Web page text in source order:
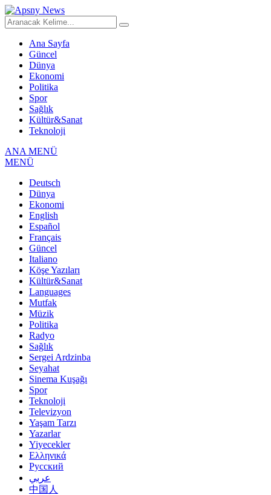
Ana Sayfa
Güncel
Dünya
Ekonomi
Politika
Spor
Sağlık
Kültür&Sanat
Teknoloji
ANA MENÜ
MENÜ
Deutsch
Dünya
Ekonomi
English
Español
Français
Güncel
Italiano
Köşe Yazıları
Kültür&Sanat
Languages
Mutfak
Müzik
Politika
Radyo
Sağlık
Sergei Ardzinba
Seyahat
Sinema Kuşağı
Spor
Teknoloji
Televizyon
Yaşam Tarzı
Yazarlar
Yiyecekler
Ελληνικά
Русский
عربي
中国人